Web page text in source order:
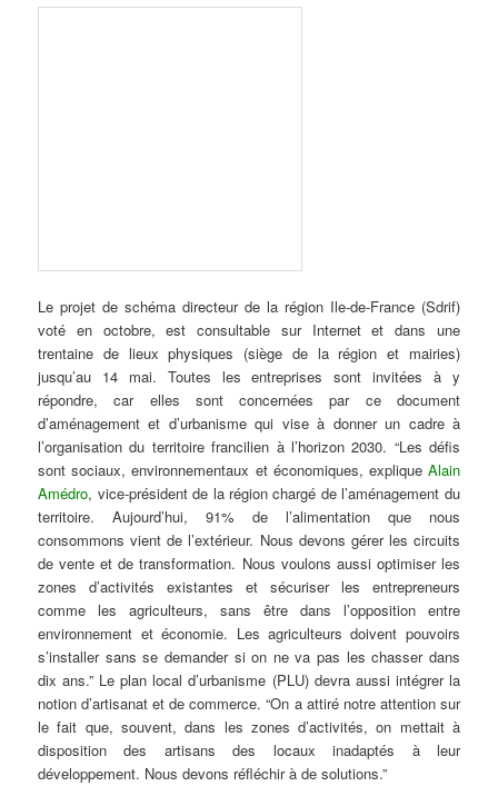
Le projet de schéma directeur de la région Ile-de-France (Sdrif)
voté en octobre, est consultable sur Internet et dans une
trentaine de lieux physiques (siège de la région et mairies)
jusqu’au 14 mai. Toutes les entreprises sont invitées à y
répondre, car elles sont concernées par ce document
d’aménagement et d’urbanisme qui vise à donner un cadre à
l’organisation du territoire francilien à l’horizon 2030. “Les défis
sont sociaux, environnementaux et économiques, explique Alain
Amédro, vice-président de la région chargé de l’aménagement du
territoire. Aujourd’hui, 91% de l’alimentation que nous
consommons vient de l’extérieur. Nous devons gérer les circuits
de vente et de transformation. Nous voulons aussi optimiser les
zones d’activités existantes et sécuriser les entrepreneurs
comme les agriculteurs, sans être dans l’opposition entre
environnement et économie. Les agriculteurs doivent pouvoirs
s’installer sans se demander si on ne va pas les chasser dans
dix ans.” Le plan local d’urbanisme (PLU) devra aussi intégrer la
notion d’artisanat et de commerce. “On a attiré notre attention sur
le fait que, souvent, dans les zones d’activités, on mettait à
disposition des artisans des locaux inadaptés à leur
développement. Nous devons réfléchir à de solutions.”